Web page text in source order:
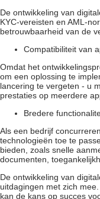
De ontwikkeling van
KYC-vereisten en AML-
betrouwbaarheid van de
Compatibiliteit van
Omdat het
om een oplossing te
lancering te vergeten - u
prestaties op meerdere
Bredere
Als een bedrijf
technologieën toe te
bieden, zoals snelle
documenten,
De ontwikkeling van
uitdagingen met zich
kan de kans op succes